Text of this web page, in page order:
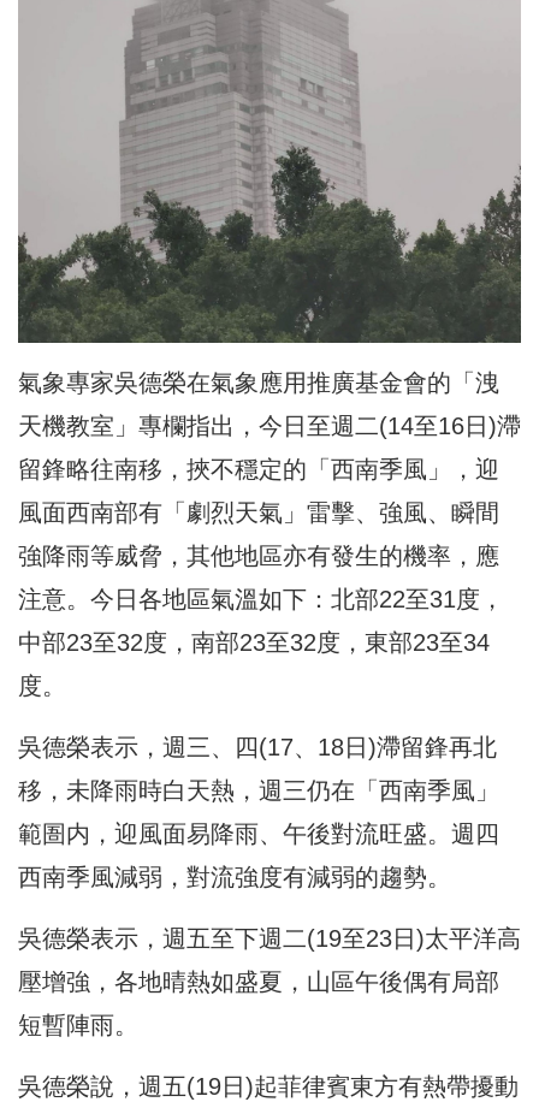
氣象專家吳德榮在氣象應用推廣基金會的「洩
天機教室」專欄指出，今日至週二(14至16日)滯
留鋒略往南移，挾不穩定的「西南季風」，迎
風面西南部有「劇烈天氣」雷擊、強風、瞬間
強降雨等威脅，其他地區亦有發生的機率，應
注意。今日各地區氣溫如下：北部22至31度，
中部23至32度，南部23至32度，東部23至34
度。
吳德榮表示，週三、四(17、18日)滯留鋒再北
移，未降雨時白天熱，週三仍在「西南季風」
範圄内，迎風面易降雨、午後對流旺盛。週四
西南季風減弱，對流強度有減弱的趨勢。
吳德榮表示，週五至下週二(19至23日)太平洋高
壓增強，各地晴熱如盛夏，山區午後偶有局部
短暫陣雨。
吳德榮說，週五(19日)起菲律賓東方有熱帶擾動